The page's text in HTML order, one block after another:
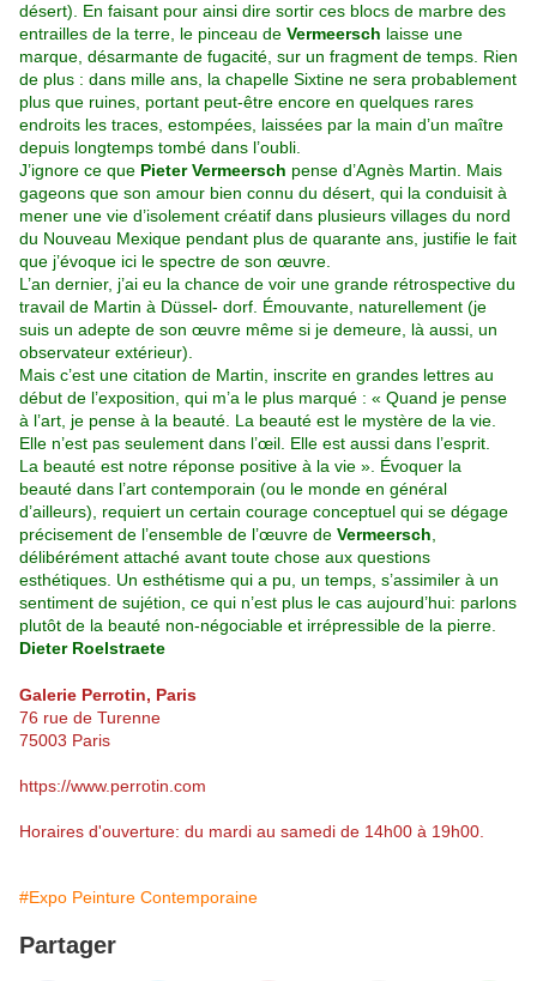
désert). En faisant pour ainsi dire sortir ces blocs de marbre des
entrailles de la terre, le pinceau de Vermeersch laisse une
marque, désarmante de fugacité, sur un fragment de temps. Rien
de plus : dans mille ans, la chapelle Sixtine ne sera probablement
plus que ruines, portant peut-être encore en quelques rares
endroits les traces, estompées, laissées par la main d’un maître
depuis longtemps tombé dans l’oubli.
J’ignore ce que Pieter Vermeersch pense d’Agnès Martin. Mais
gageons que son amour bien connu du désert, qui la conduisit à
mener une vie d’isolement créatif dans plusieurs villages du nord
du Nouveau Mexique pendant plus de quarante ans, justifie le fait
que j’évoque ici le spectre de son œuvre.
L’an dernier, j’ai eu la chance de voir une grande rétrospective du
travail de Martin à Düssel- dorf. Émouvante, naturellement (je
suis un adepte de son œuvre même si je demeure, là aussi, un
observateur extérieur).
Mais c’est une citation de Martin, inscrite en grandes lettres au
début de l’exposition, qui m’a le plus marqué : « Quand je pense
à l’art, je pense à la beauté. La beauté est le mystère de la vie.
Elle n’est pas seulement dans l’œil. Elle est aussi dans l’esprit.
La beauté est notre réponse positive à la vie ». Évoquer la
beauté dans l’art contemporain (ou le monde en général
d’ailleurs), requiert un certain courage conceptuel qui se dégage
précisement de l’ensemble de l’œuvre de Vermeersch
délibérément attaché avant toute chose aux questions
esthétiques. Un esthétisme qui a pu, un temps, s’assimiler à un
sentiment de sujétion, ce qui n’est plus le cas aujourd’hui: parlons
plutôt de la beauté non-négociable et irrépressible de la pierre.
Dieter Roelstraete
Galerie Perrotin, Paris
76 rue de Turenne
75003 Paris
https://www.perrotin.com
Horaires d'ouverture: du mardi au samedi de 14h00 à 19h00.
#Expo Peinture Contemporaine
Partager